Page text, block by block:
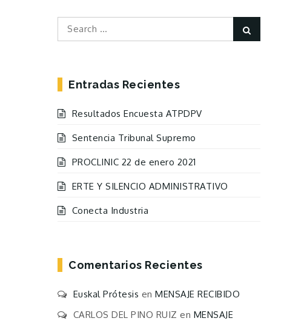
Search
for:
Entradas Recientes
Resultados Encuesta ATPDPV
Sentencia Tribunal Supremo
PROCLINIC 22 de enero 2021
ERTE Y SILENCIO ADMINISTRATIVO
Conecta Industria
Comentarios Recientes
Euskal Prótesis en MENSAJE RECIBIDO
CARLOS DEL PINO RUIZ en MENSAJE